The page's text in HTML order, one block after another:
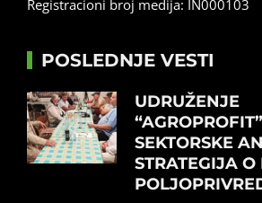
Registracioni broj medija: IN000103
POSLEDNJE VESTI
UDRUŽENJE
SEKTORSKE
STRATEGIJA